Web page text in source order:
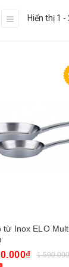
Hiển thị 1
từ Inox ELO